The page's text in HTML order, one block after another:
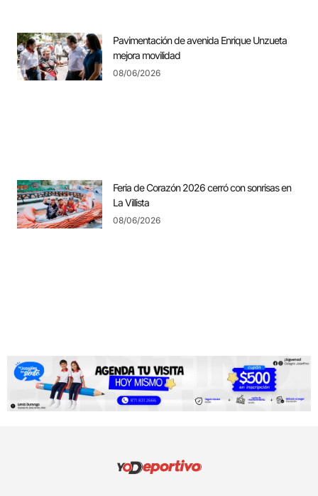
Pavimentación de avenida Enrique Unzueta
mejora movilidad
08/06/2026
Feria de Corazón 2026 cerró con sonrisas en
La Villista
08/06/2026